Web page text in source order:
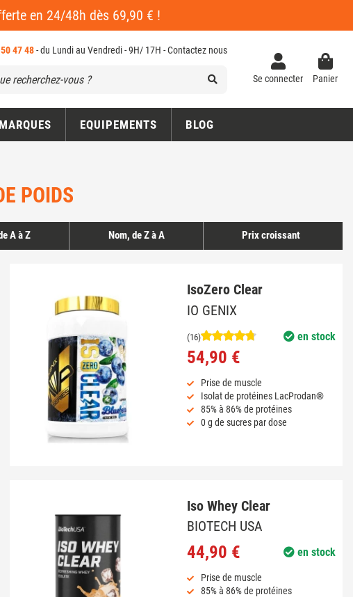
en 24/48h dès 69,90 € !
47 48- du Lundi au Vendredi - 9H/ 17H -Contactez nous
Se connecter Panier
MARQUES EQUIPEMENTS BLOG
POIDS
A à Z Nom, de Z à A Prix croissant
IsoZero Clear
IO GENIX
en stock
(16)
54,90 €
Prise de muscle
Isolat de protéines LacProdan®
85% à 86% de protéines
0 g de sucres par dose
Iso Whey Clear
BIOTECH USA
en stock
44,90 €
Prise de muscle
85% à 86% de protéines